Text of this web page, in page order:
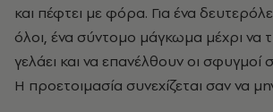
και πέφτει με φόρα. Για ένα
όλοι, ένα σύντομο μάγκωμα μέχρι να
γελάει και να επανέλθουν οι σφυγμοί
Η προετοιμασία συνεχίζεται σαν να